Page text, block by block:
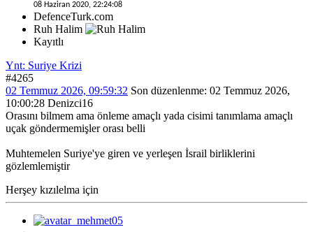
08 Haziran 2020, 22:24:08
DefenceTurk.com
Ruh Halim
Kayıtlı
Ynt: Suriye Krizi
#4265
02 Temmuz 2026, 09:59:32 Son düzenlenme: 02 Temmuz 2026,
10:00:28 Denizci16
Orasını bilmem ama önleme amaçlı yada cisimi tanımlama amaçlı
uçak göndermemişler orası belli
Muhtemelen Suriye'ye giren ve yerleşen İsrail birliklerini
gözlemlemiştir
Herşey kızılelma için